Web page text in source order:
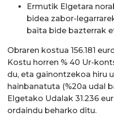
Ermutik Elgetara
bidea zabor-
baita bide bazterrak
Obraren kostua 156.181
Kostu horren % 40 Ur-
du, eta gainontzekoa hiru
hainbanatuta (%20a udal
Elgetako Udalak 31.236
ordaindu beharko ditu.